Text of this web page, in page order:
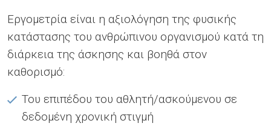
Εργομετρία είναι η αξιολόγηση της φυσικής
κατάστασης του ανθρώπινου οργανισμού κατά τη
διάρκεια της άσκησης και βοηθά στον
καθορισμό:
Του επιπέδου του αθλητή/ασκούμενου σε
δεδομένη χρονική στιγμή